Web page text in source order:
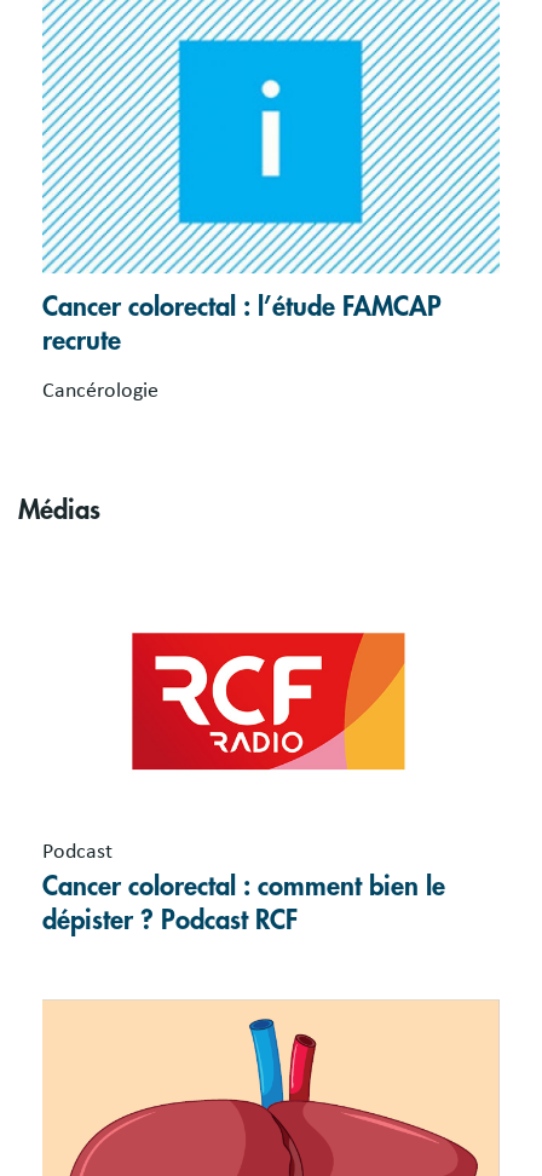
Cancer colorectal : l’étude FAMCAP
recrute
Cancérologie
Médias
Podcast
Cancer colorectal : comment bien le
dépister ? Podcast RCF